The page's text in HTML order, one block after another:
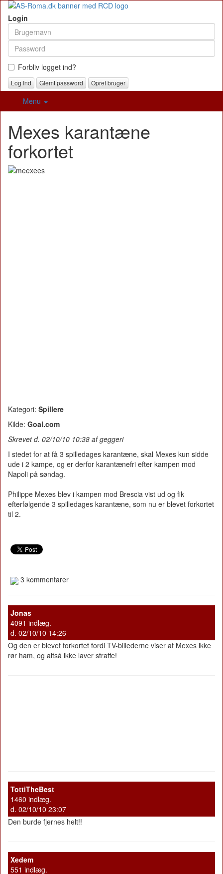
Login
Forbliv logget ind?
Glemt password Opret bruger
Menu
Mexes karantæne
forkortet
Kategori: Spillere
Kilde: Goal.com
Skrevet d. 02/10/10 10:38 af geggeri
I stedet for at få 3 spilledages karantæne, skal Mexes kun sidde
ude i 2 kampe, og er derfor karantænefri efter kampen mod
Napoli på søndag.
Philippe Mexes blev i kampen mod Brescia vist ud og fik
efterfølgende 3 spilledages karantæne, som nu er blevet forkortet
til 2.
3 kommentarer
Jonas
4091 indlæg.
d. 02/10/10 14:26
Og den er blevet forkortet fordi TV-billederne viser at Mexes ikke
rør ham, og altså ikke laver straffe!
TottiTheBest
1460 indlæg.
d. 02/10/10 23:07
Den burde fjernes helt!!
Xedem
551 indlæg.